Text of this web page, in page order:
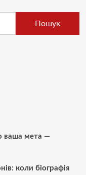
Пошук
ваша мета —
коли біографія